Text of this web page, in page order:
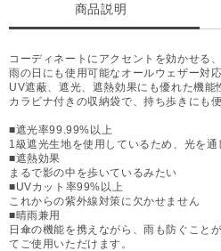
商品説明
コーディネートにアクセントを効かせる
雨の日にも使用可能なオールウェザー対応
UV遮蔽、遮光、遮熱効果にも優れた機能
カラビナ付きの収納袋で、持ち歩きにも便
■遮光率99.99%以上
1級遮光生地を使用しているため、光を通
■遮熱効果
まるで影の中を歩いているみたい
■UVカット率99%以上
これからの紫外線対策に欠かせません
■晴雨兼用
日傘の機能を携えながら、雨も防ぐこと
てご使用いただけます。